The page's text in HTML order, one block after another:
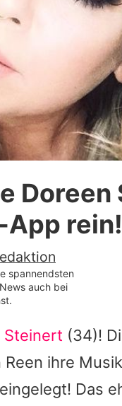
Jobs
App
Team
Redaktionelle
Impressum
Utiq verwalten
Doreen
rein!
spannendsten
auch bei
Steinert (34)!
ihre
Das